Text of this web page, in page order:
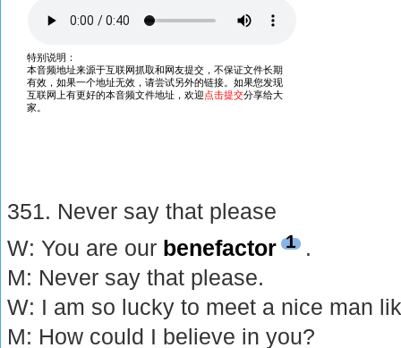
351. Never say that please
W: You are our benefactor 1 .
M: Never say that please.
W: I am so lucky to meet a nice man
M: How could I believe in you?